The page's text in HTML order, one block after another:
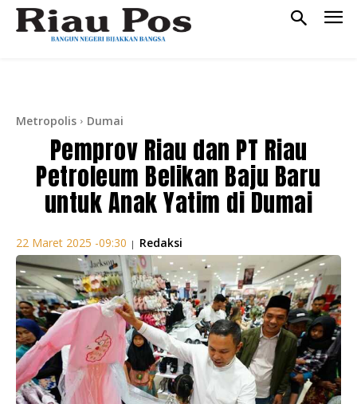
Metropolis Dumai
Pemprov Riau dan PT Riau
Petroleum Belikan Baju Baru
untuk Anak Yatim di Dumai
22 Maret 2025 -09:30 | Redaksi